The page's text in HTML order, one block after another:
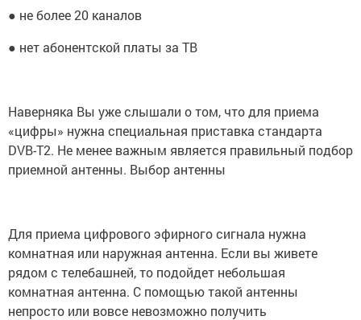
● не более 20 каналов
● нет абонентской платы за ТВ
Наверняка Вы уже слышали о том, что для приема
«цифры» нужна специальная приставка стандарта
DVB-T2. Не менее важным является правильный подбор
приемной антенны. Выбор антенны
Для приема цифрового эфирного сигнала нужна
комнатная или наружная антенна. Если вы живете
рядом с телебашней, то подойдет небольшая
комнатная антенна. С помощью такой антенны
непросто или вовсе невозможно получить